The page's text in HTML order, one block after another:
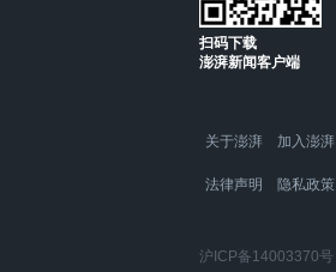
扫码下载
澎湃新闻客户端
关于澎湃 加入澎湃
法律声明 隐私政策
沪ICP备14003370号